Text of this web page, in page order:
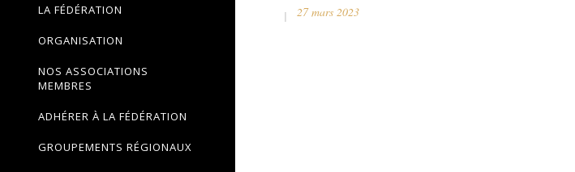
LA FÉDÉRATION
ORGANISATION
NOS ASSOCIATIONS
MEMBRES
ADHÉRER À LA FÉDÉRATION
GROUPEMENTS RÉGIONAUX
27 mars 2023